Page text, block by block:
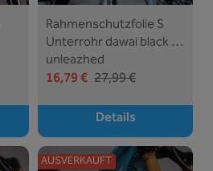
Rahmenschutzfolie S
Unterrohr dawai black -
unleazhed
16,79 € 27,99 €
Details
AUSVERKAUFT